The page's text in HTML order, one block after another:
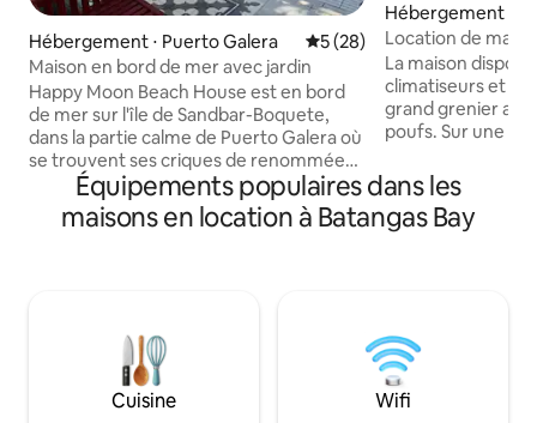
Hébergement ⋅ Puerto Galera Évaluation moyenne sur la
5 (28)
Maison en bord de mer avec jardin
Happy Moon Beach House est en bord
de mer sur l'île de Sandbar-Boquete,
dans la partie calme de Puerto Galera où
se trouvent ses criques de renommée
mondiale et son Yacht Club. Il dispose de
3 chambres, 3 salles de bains, de
toilettes et d'une douche extérieures,
offrons gratuitement l'utilisation de nos
2 kayaks. Vous pouvez louer des jet-skis
et des bananes et réserver des
excursions d'île en île à proximité. Un
Hébergement ⋅
Location de
Rest House) Bord
La maison
climatiseurs et 2
grand grenier
poufs. Sur une
endroit pour se
la vue sur la mer.
snorkeling et du
précaution. Nous
tentes si vous
camping en plein air.
chaussures d'eau
Équipements populaires dans les
maisons en location à Batangas Bay
Cuisine Wifi